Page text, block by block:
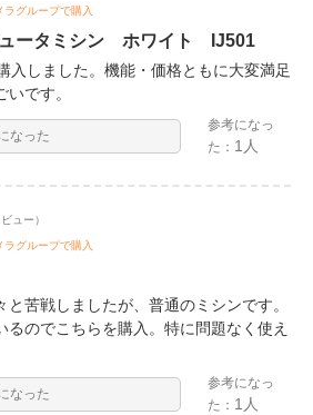
ラグループで購入
ータミシン ホワイト IJ501
入しました。機能・価格ともに大変満足
です。
なった
参考になっ
た： 1人
ュー）
ラグループで購入
苦戦しましたが、普通のミシンです。
るのでこちらを購入。特に問題なく使え
なった
参考になっ
た： 1人